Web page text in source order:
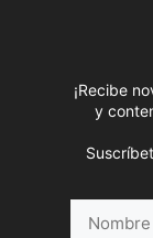
¡Recibe
y